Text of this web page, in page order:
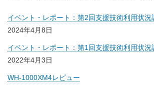
ョ
イベント・レポート：第2回支援技術利用状況
2024年4月8日
イベント・レポート：第1回支援技術利用状況
2022年4月3日
WH-1000XM4レビュー